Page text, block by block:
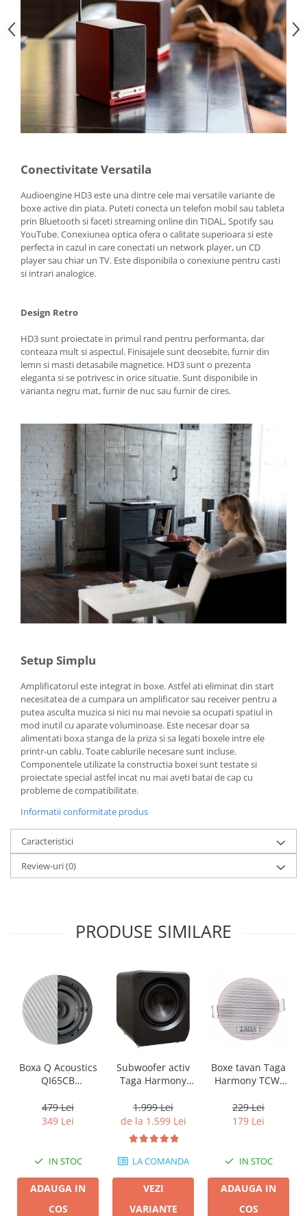
Conectivitate Versatila
Audioengine HD3 este una dintre cele mai versatile variante de
boxe active din piata. Puteti conecta un telefon mobil sau tableta
prin Bluetooth si faceti streaming online din TIDAL, Spotify sau
YouTube. Conexiunea optica ofera o calitate superioara si este
perfecta in cazul in care conectati un network player, un CD
player sau chiar un TV. Este disponibila o conexiune pentru casti
si intrari analogice.
Design Retro
HD3 sunt proiectate in primul rand pentru performanta, dar
conteaza mult si aspectul. Finisajele sunt deosebite, furnir din
lemn si masti detasabile magnetice. HD3 sunt o prezenta
eleganta si se potrivesc in orice situatie. Sunt disponibile in
varianta negru mat, furnir de nuc sau furnir de cires.
Setup Simplu
Amplificatorul este integrat in boxe. Astfel ati eliminat din start
necesitatea de a cumpara un amplificator sau receiver pentru a
putea asculta muzica si nici nu mai nevoie sa ocupati spatiul in
mod inutil cu aparate voluminoase. Este necesar doar sa
alimentati boxa stanga de la priza si sa legati boxele intre ele
printr-un cablu. Toate cablurile necesare sunt incluse.
Componentele utilizate la constructia boxei sunt testate si
proiectate special astfel incat nu mai aveti batai de cap cu
probleme de compatibilitate.
Informatii conformitate produs
Caracteristici
Review-uri(0)
PRODUSE SIMILARE
Boxa Q Acoustics
QI65CB
Ceiling (1 buc)
479 Lei
349 Lei
IN STOC
ADAUGA IN
COS
Subwoofer activ
Taga Harmony
v3
1.999 Lei
de la 1.599 Lei
LA COMANDA
VEZI
VARIANTE
Boxe tavan Taga
Harmony TCW-
229 Lei
179 Lei
IN STOC
ADAUGA IN
COS